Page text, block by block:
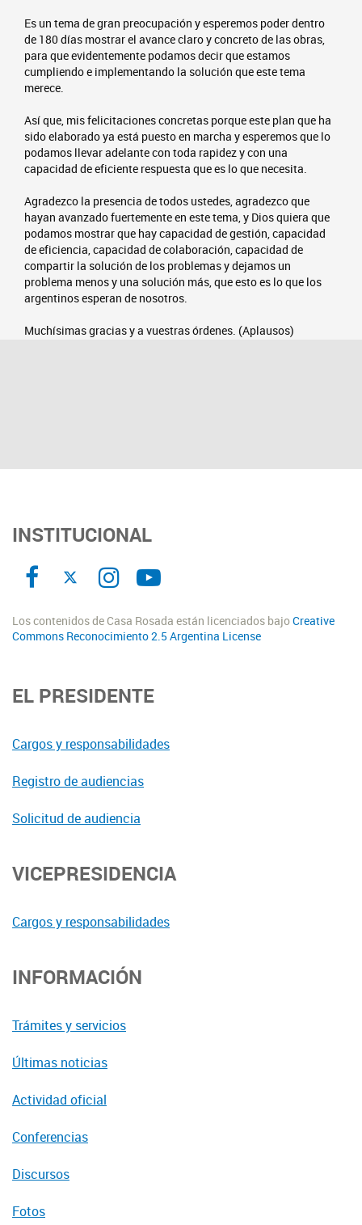
Es un tema de gran preocupación y esperemos poder dentro
de 180 días mostrar el avance claro y concreto de las obras,
para que evidentemente podamos decir que estamos
cumpliendo e implementando la solución que este tema
merece.
Así que, mis felicitaciones concretas porque este plan que ha
sido elaborado ya está puesto en marcha y esperemos que lo
podamos llevar adelante con toda rapidez y con una
capacidad de eficiente respuesta que es lo que necesita.
Agradezco la presencia de todos ustedes, agradezco que
hayan avanzado fuertemente en este tema, y Dios quiera que
podamos mostrar que hay capacidad de gestión, capacidad
de eficiencia, capacidad de colaboración, capacidad de
compartir la solución de los problemas y dejamos un
problema menos y una solución más, que esto es lo que los
argentinos esperan de nosotros.
Muchísimas gracias y a vuestras órdenes. (Aplausos)
INSTITUCIONAL
Los contenidos de Casa Rosada están licenciados bajoCreative
Commons Reconocimiento 2.5 Argentina License
EL PRESIDENTE
Cargos y responsabilidades
Registro de audiencias
Solicitud de audiencia
VICEPRESIDENCIA
Cargos y responsabilidades
INFORMACIÓN
Trámites y servicios
Últimas noticias
Actividad oficial
Conferencias
Discursos
Fotos